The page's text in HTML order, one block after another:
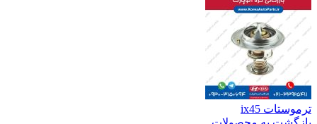
ترموستات ix45